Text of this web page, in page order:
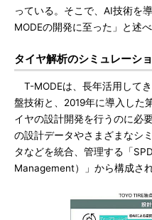
っている。そこで、AI技術を
MODEの開発に至った」と述べ
タイヤ解析のシミュレーシ
T-MODEは、長年活用して
盤技術と、2019年に導入した
イヤの設計開発を行うのに必
の設計データやさまざまなシ
タなどを統合、管理する「
Management）」から構成され